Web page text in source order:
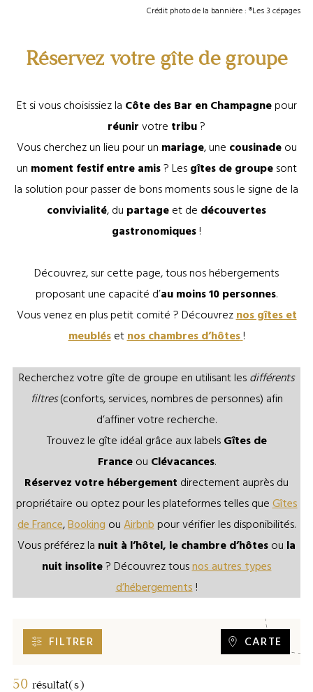
Crédit photo de la bannière : ®Les 3 cépages
Réservez votre gîte de groupe
Et si vous choisissiez la Côte des Bar en Champagnepour
réunirvotre tribu?
Vous cherchez un lieu pour un mariage, une cousinadeou
un moment festif entre amis? Lesgîtes de groupesont
la solution pour passer de bons moments sous le signe de la
convivialité, du partageet de découvertes
gastronomiques!
Découvrez, sur cette page, tous nos hébergements
proposant une capacité d’au moins 10 personnes.
Vous venez en plus petit comité ? Découvreznos gîtes et
meublésetnos chambres d’hôtes!
Recherchez votre gîte de groupe en utilisant lesdifférents
filtres(conforts, services, nombres de personnes) afin
d’affiner votre recherche.
Trouvez le gîte idéal grâce aux labelsGîtes de
Franceou Clévacances.
Réservez votre hébergement directement auprès du
propriétaire ou optez pour les plateformes telles queGîtes
de France,Booking ouAirbnbpour vérifier les disponibilités.
Vous préférez la nuit à l’hôtel, le chambre d’hôtesou la
nuit insolite? Découvrez tousnos autres types
d’hébergements!
FILTRER CARTE
50 résultat(s)